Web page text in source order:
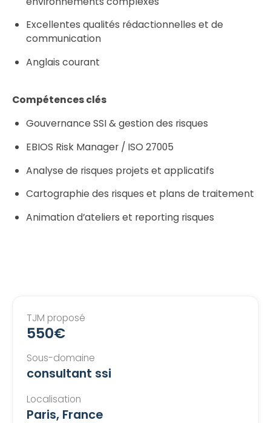
Excellentes qualités rédactionnelles et de
communication
Anglais courant
Compétences clés
Gouvernance SSI & gestion des risques
EBIOS Risk Manager / ISO 27005
Analyse de risques projets et applicatifs
Cartographie des risques et plans de traitement
Animation d’ateliers et reporting risques
TJM proposé
550€
Sous-domaine
consultant ssi
Localisation
Paris, France